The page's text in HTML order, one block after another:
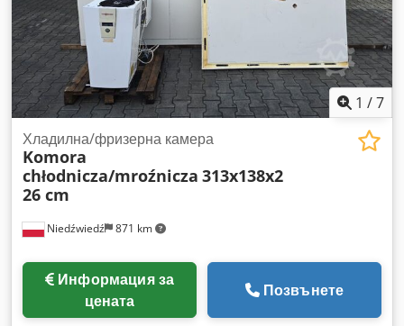
1 /7
Niedźwiedź 871 km
Хладилна/фризерна камера
Komora
chłodnicza/mroźnicza 313x138x2
26 cm
Информация за
цената
Позвънете